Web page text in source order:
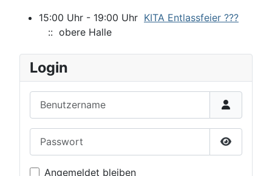
15:00 Uhr - 19:00 Uhr KITA Entlassfeier ???
:: obere Halle
Login
Passwort
Angemeldet bleiben